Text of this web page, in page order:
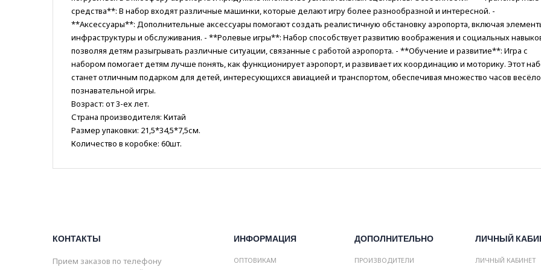
средства**: В набор входят различные машинки, которые делают игру более разнообразной и интересной. -
**Аксессуары**: Дополнительные аксессуары помогают создать реалистичную обстановку аэропорта, включая
инфраструктуры и обслуживания. - **Ролевые игры**: Набор способствует развитию воображения и социальных
позволяя детям разыгрывать различные ситуации, связанные с работой аэропорта. - **Обучение и развитие**: Игра с
набором помогает детям лучше понять, как функционирует аэропорт, и развивает их координацию и моторику. Этот
станет отличным подарком для детей, интересующихся авиацией и транспортом, обеспечивая множество часов
познавательной игры.
Возраст: от 3-ех лет.
Страна производителя: Китай
Размер упаковки: 21,5*34,5*7,5см.
Количество в коробке: 60шт.
КОНТАКТЫ
Прием заказов по телефону
ИНФОРМАЦИЯ
ОПТОВИКАМ
ДОПОЛНИТЕЛЬНО
ПРОИЗВОДИТЕЛИ
ЛИЧНЫЙ
ЛИЧНЫЙ КАБИНЕТ